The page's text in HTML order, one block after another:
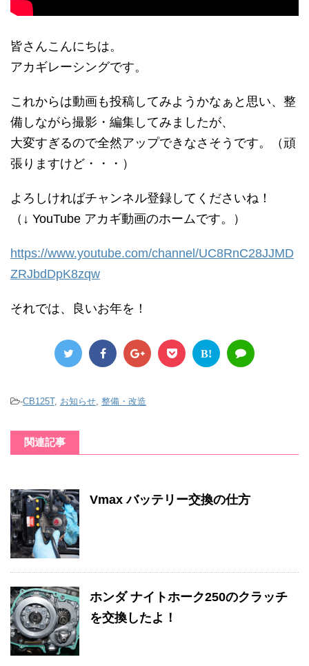
皆さんこんにちは。
アカギレーシングです。
これからは動画も投稿してみようかなぁと思い、整
備しながら撮影・編集してみましたが、
大変すぎるので全然アップできなさそうです。（頑
張りますけど・・・）
よろしければチャンネル登録してくださいね！
（↓ YouTube アカギ動画のホームです。）
https://www.youtube.com/channel/UC8RnC28JJMD
ZRJbdDpK8zqw
それでは、良いお年を！
B!
-CB125T, お知らせ, 整備・改造
関連記事
Vmax バッテリー交換の仕方
ホンダ ナイトホーク250のクラッチ
を交換したよ！